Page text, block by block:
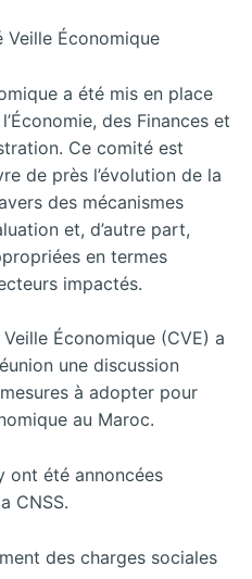
Veille Économique
a été mis en place
des Finances et
Ce comité est
de près l’évolution de la
des mécanismes
et, d’autre part,
en termes
impactés.
Économique (CVE) a
une discussion
à adopter pour
au Maroc.
ont été annoncées
CNSS.
des charges sociales